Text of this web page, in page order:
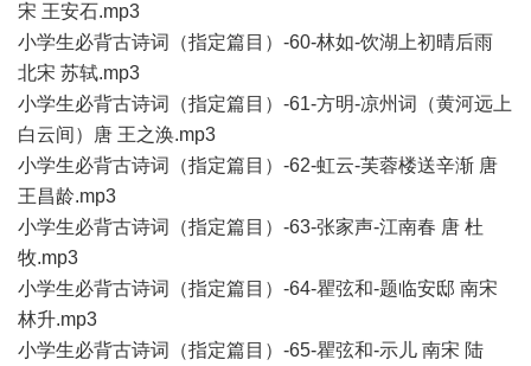
宋 王安石.mp3
小学生必背古诗词（指定篇目）-60-林如-饮湖上初晴后雨
北宋 苏轼.mp3
小学生必背古诗词（指定篇目）-61-方明-凉州词（黄河远上
白云间）唐 王之涣.mp3
小学生必背古诗词（指定篇目）-62-虹云-芙蓉楼送辛渐 唐
王昌龄.mp3
小学生必背古诗词（指定篇目）-63-张家声-江南春 唐 杜
牧.mp3
小学生必背古诗词（指定篇目）-64-瞿弦和-题临安邸 南宋
林升.mp3
小学生必背古诗词（指定篇目）-65-瞿弦和-示儿 南宋 陆